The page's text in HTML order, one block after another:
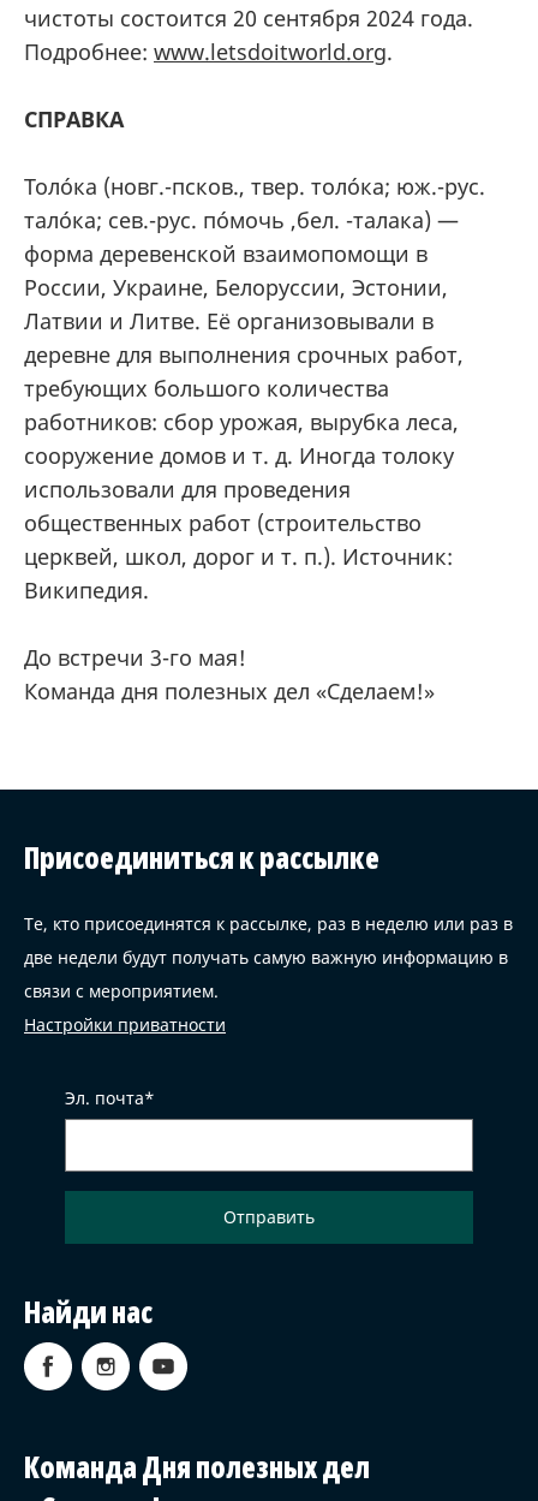
чистоты состоится 20 сентября 2024 года.
Подробнее: www.letsdoitworld.org.
СПРАВКА
Толо́ка (новг.-псков., твер. толо́ка; юж.-рус.
тало́ка; сев.-рус. по́мочь ,бел. -талака) —
форма деревенской взаимопомощи в
России, Украине, Белоруссии, Эстонии,
Латвии и Литве. Её организовывали в
деревне для выполнения срочных работ,
требующих большого количества
работников: сбор урожая, вырубка леса,
сооружение домов и т. д. Иногда толоку
использовали для проведения
общественных работ (строительство
церквей, школ, дорог и т. п.). Источник:
Википедия.
До встречи 3-го мая!
Команда дня полезных дел «Сделаем!»
Присоединиться к рассылке
Те, кто присоединятся к рассылке, раз в неделю или раз в
две недели будут получать самую важную информацию в
связи с мероприятием.
Настройки приватности
Эл. почта
Найди нас
Команда Дня полезных дел